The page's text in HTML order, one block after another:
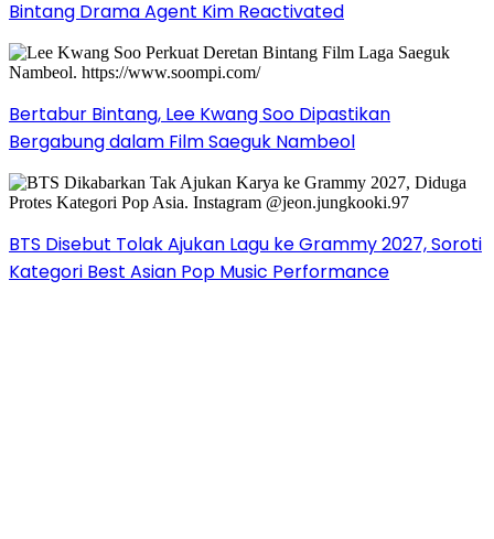
Bintang Drama Agent Kim Reactivated
Bertabur Bintang, Lee Kwang Soo Dipastikan
Bergabung dalam Film Saeguk Nambeol
BTS Disebut Tolak Ajukan Lagu ke Grammy 2027, Soroti
Kategori Best Asian Pop Music Performance